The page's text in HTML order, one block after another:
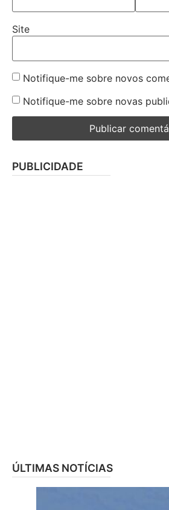
Site
Notifique-me sobre novos
Notifique-me sobre novas
PUBLICIDADE
ÚLTIMAS NOTÍCIAS